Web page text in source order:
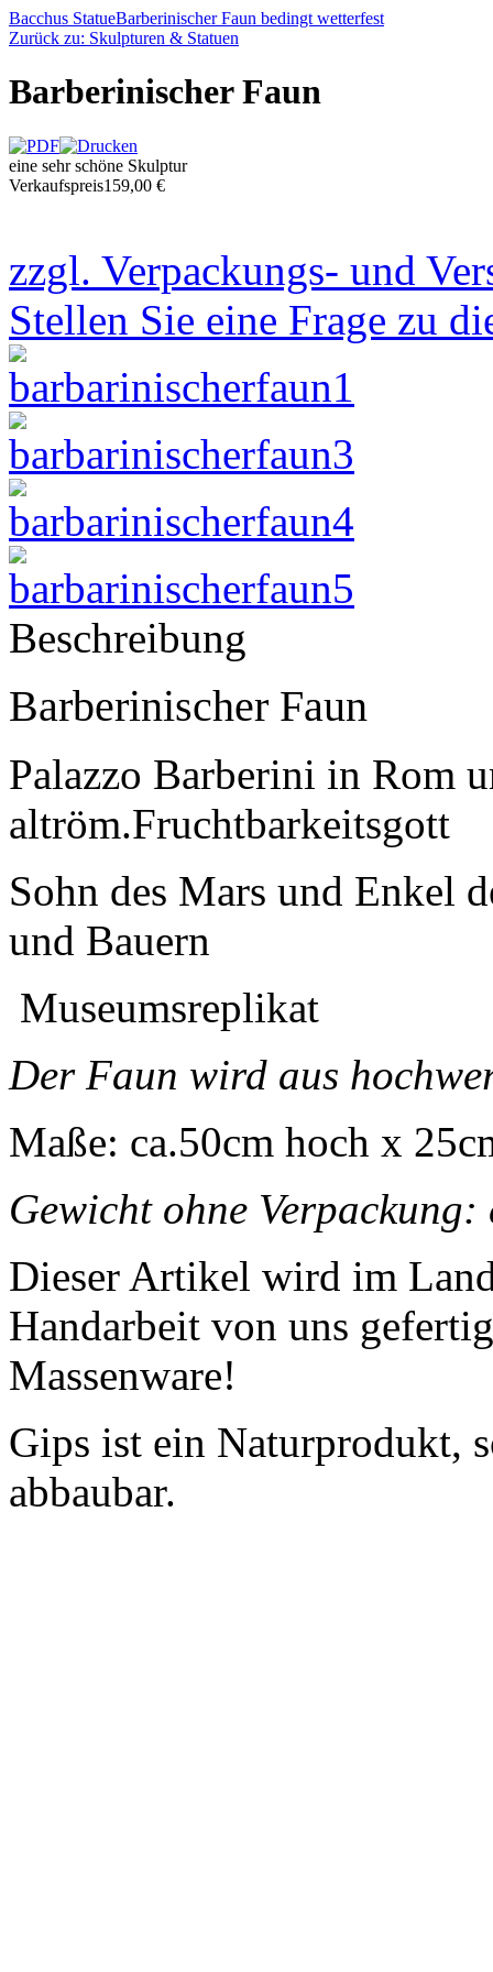
Bacchus StatueBarberinischer Faun bedingt wetterfest
Zurück zu: Skulpturen & Statuen
Barberinischer Faun
eine sehr schöne Skulptur
Verkaufspreis159,00 €
zzgl. Verpackungs- und
Stellen Sie eine Frage zu
Beschreibung
Barberinischer Faun
Palazzo Barberini in Rom
altröm.Fruchtbarkeitsgott
Sohn des Mars und Enkel
und Bauern
Museumsreplikat
Der Faun wird aus
Maße: ca.50cm hoch x
Gewicht ohne Verpackung:
Dieser Artikel wird im
Handarbeit von uns
Massenware!
Gips ist ein Naturprodukt,
abbaubar.